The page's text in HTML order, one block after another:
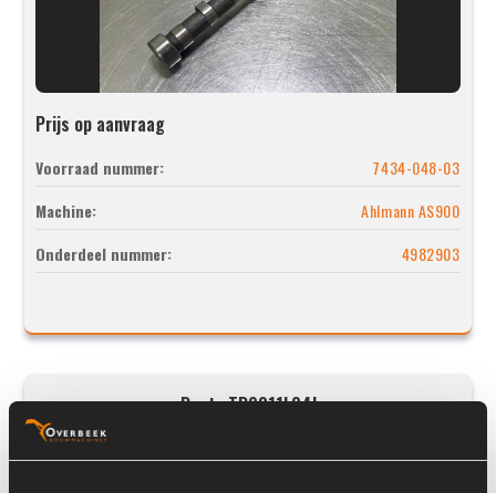
Prijs op aanvraag
Voorraad nummer:
7434-048-03
Machine:
Ahlmann AS900
Onderdeel nummer:
4982903
Deutz TD2011L04I